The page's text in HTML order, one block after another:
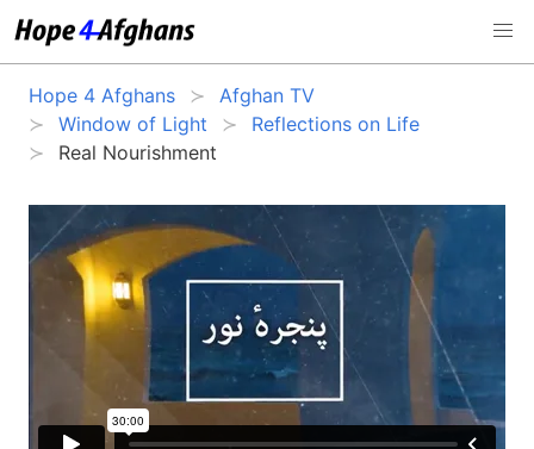
Hope 4 Afghans
Afghan TV
Window of Light
Reflections on Life
Real Nourishment